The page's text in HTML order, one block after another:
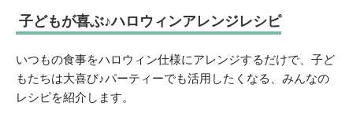
子どもが喜ぶ♪ハロウィンアレンジレシピ
いつもの食事をハロウィン仕様にアレンジするだけで、子ど
もたちは大喜び♪パーティーでも活用したくなる、みんなの
レシピを紹介します。